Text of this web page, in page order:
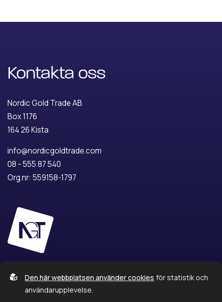
Kontakta oss
Nordic Gold Trade AB
Box 1176
164 26 Kista
info@nordicgoldtrade.com
08 - 555 87 540
Org.nr: 559158-1797
Den här webbplatsen använder cookies för statistik och
användarupplevelse.